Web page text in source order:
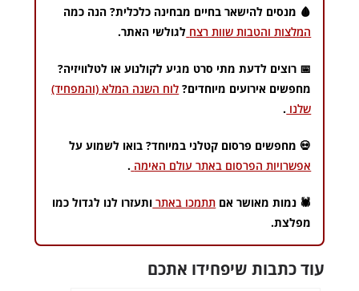
🩸 מנסים להישאר בחיים מבחינה כלכלית? הנה כמה
המלצות והטבות שוות רצח לגולשי האתר.
📅 רוצים לדעת מתי סרט מגיע לקולנוע או לטלוויזיה?
מחפשים אירועים מיוחדים? לוח השנה המלא (והמפחיד)
שלנו .
💀 מחפשים פרסום קטלני במיוחד? בואו לשמוע על
אפשרויות הפרסום באתר עולם האימה .
🕷️ נמות מאושר אם תתמכו באתר ותעזרו לנו לגדול כמו
מפלצת.
עוד כתבות שיפחידו אתכם